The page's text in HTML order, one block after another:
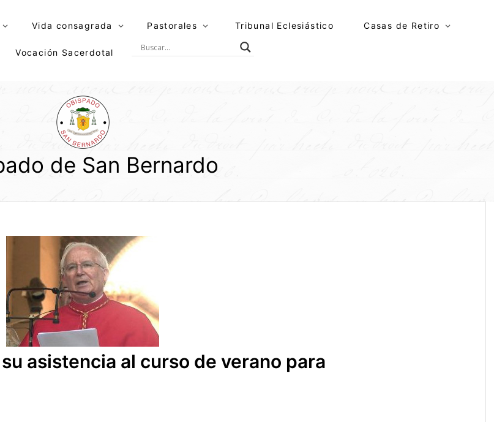
Vida consagrada Pastorales Tribunal Eclesiástico Casas de Retiro
Vocación Sacerdotal
de San Bernardo
asistencia al curso de verano para